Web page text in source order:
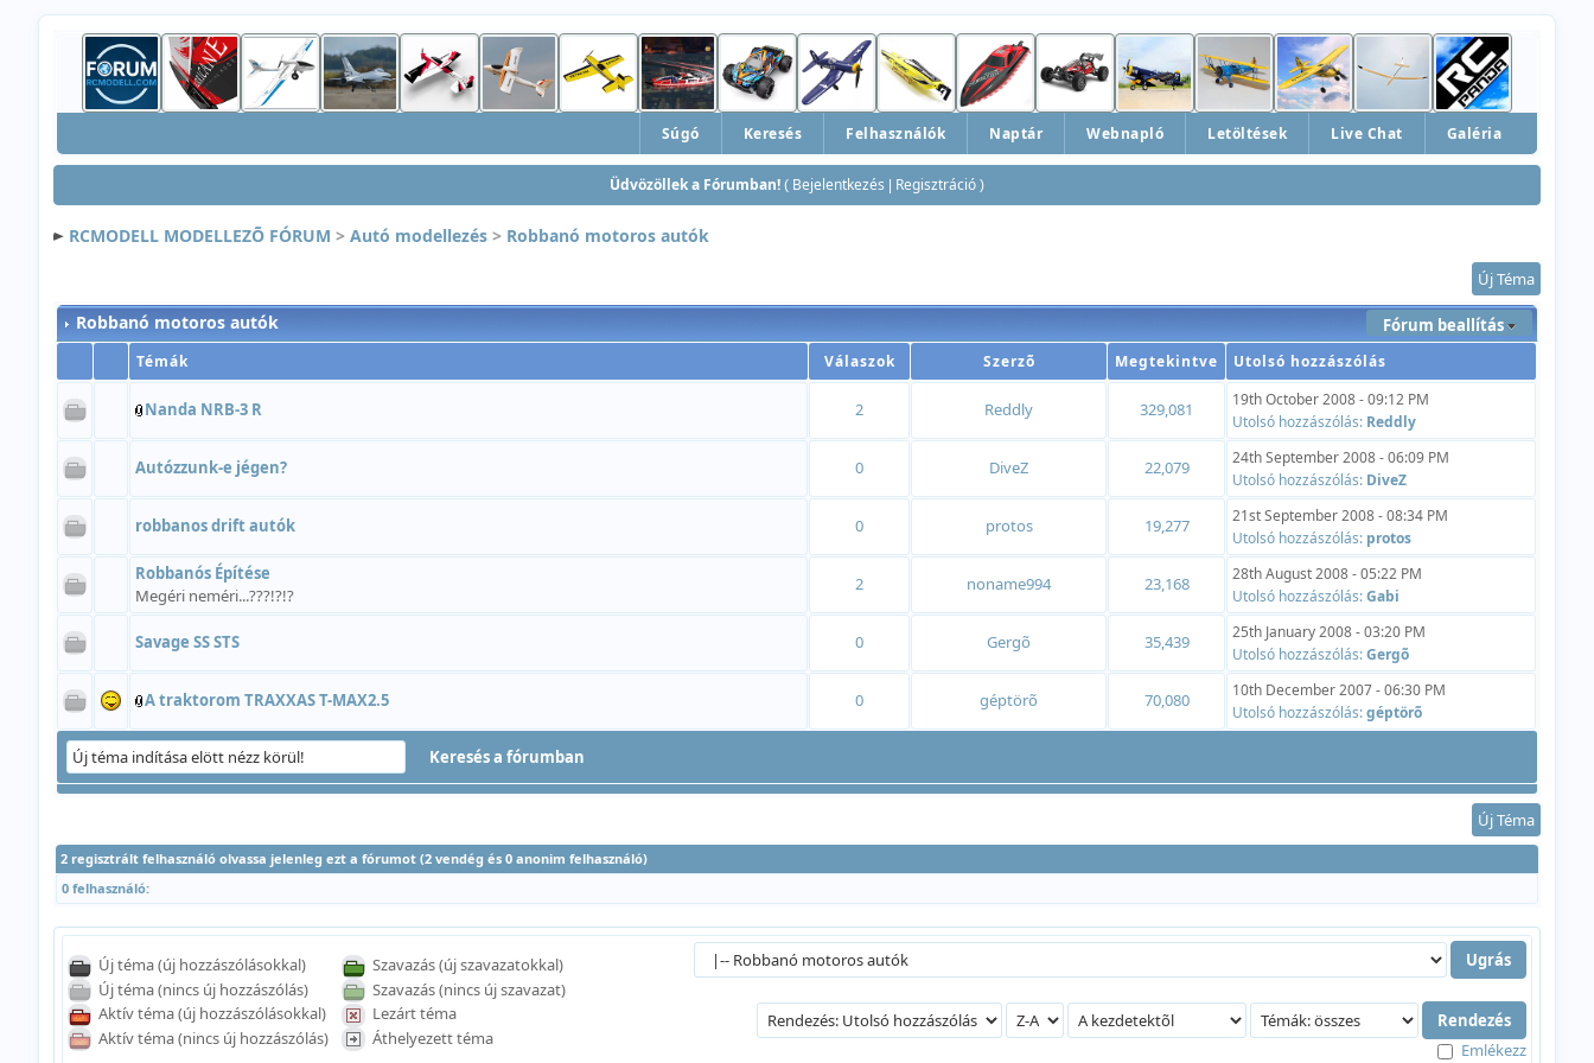
Súgó Keresés Felhasználók Naptár Webnapló Letöltések Live Chat Galéria
Üdvözöllek a Fórumban! ( Bejelentkezés Regisztráció )
RCMODELL MODELLEZÕ FÓRUM > Autó modellezés > Robbanó motoros autók
Új Téma
Robbanó motoros autók Fórum beallítás
Témák Válaszok Szerzõ Megtekintve Utolsó hozzászólás
Nanda NRB-3 R 2 Reddly 329,081
19th October 2008 - 09:12 PM
Utolsó hozzászólás: Reddly
Autózzunk-e jégen? 0 DiveZ 22,079
24th September 2008 - 06:09 PM
Utolsó hozzászólás: DiveZ
robbanos drift autók 0 protos 19,277
21st September 2008 - 08:34 PM
Utolsó hozzászólás: protos
Robbanós Építése
Megéri neméri...???!?!?
2 noname994 23,168
28th August 2008 - 05:22 PM
Utolsó hozzászólás:Gabi
Savage SS STS 0 Gergõ 35,439
25th January 2008 - 03:20 PM
Utolsó hozzászólás:Gergõ
A traktorom TRAXXAS T-MAX2.5 0 géptörõ 70,080
10th December 2007 - 06:30 PM
Utolsó hozzászólás:géptörõ
Új Téma
2 regisztrált felhasználó olvassa jelenleg ezt a fórumot (2 vendég és 0 anonim felhasználó)
0 felhasználó:
Új téma (új hozzászólásokkal)
Új téma (nincs új hozzászólás)
Aktív téma (új hozzászólásokkal)
Aktív téma (nincs új hozzászólás)
Szavazás (új szavazatokkal)
Szavazás (nincs új szavazat)
Lezárt téma
Áthelyezett téma
Emlékezz